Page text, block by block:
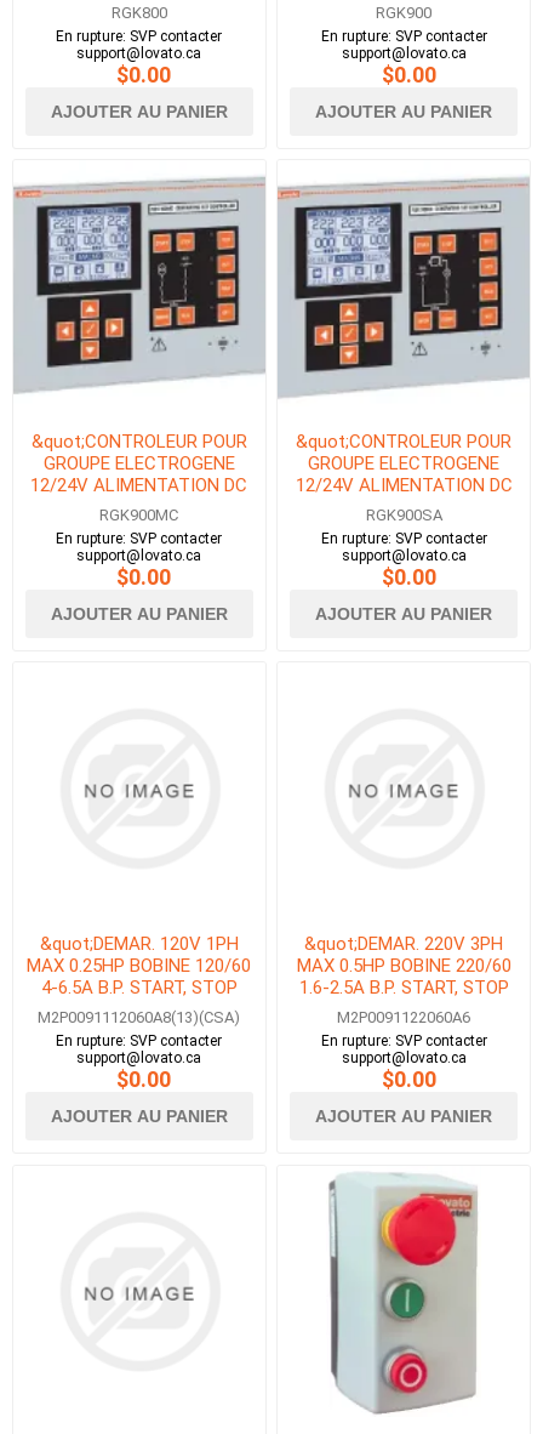
CANBUS &amp;
OPTIQUE&quot;
RGK800
En rupture: SVP contacter
support@lovato.ca
$0.00
AJOUTER AU PANIER
CANBUS ET OPTIQUE&quot;
RGK900
En rupture: SVP contacter
support@lovato.ca
$0.00
AJOUTER AU PANIER
&quot;CONTROLEUR POUR
GROUPE ELECTROGENE
12/24V ALIMENTATION DC
AVEC RS485, PORT
CANBUS ET OPTIQUE&quot;
RGK900MC
En rupture: SVP contacter
support@lovato.ca
$0.00
AJOUTER AU PANIER
&quot;CONTROLEUR POUR
GROUPE ELECTROGENE
12/24V ALIMENTATION DC
AVEC RS485, PORTE
CANBUS &amp;
OPTIQUE&quot;
RGK900SA
En rupture: SVP contacter
support@lovato.ca
$0.00
AJOUTER AU PANIER
&quot;DEMAR. 120V 1PH
MAX 0.25HP BOBINE 120/60
4-6.5A B.P. START, STOP
&amp; ESTOP AVEC
DISJONCTEUR-
MOTEUR&quot;
M2P0091112060A8(13)(CSA)
En rupture: SVP contacter
support@lovato.ca
$0.00
AJOUTER AU PANIER
&quot;DEMAR. 220V 3PH
MAX 0.5HP BOBINE 220/60
1.6-2.5A B.P. START, STOP
&amp; ESTOP AVEC
DISJONCTEUR-
MOTEUR&quot;
M2P0091122060A6
En rupture: SVP contacter
support@lovato.ca
$0.00
AJOUTER AU PANIER